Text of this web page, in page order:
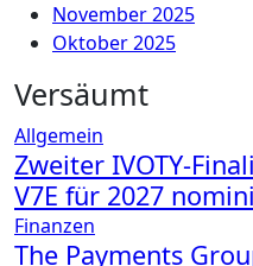
November 2025
Oktober 2025
Versäumt
Allgemein
Zweiter IVOTY-
V7E für 2027
Finanzen
The Payments